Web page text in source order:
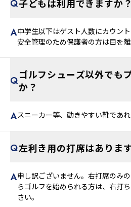
子どもは利用できますか？
中学生以下はゲスト人数にカウン
安全管理のため保護者の方は目を離
ゴルフシューズ以外でも
か？
スニーカー等、動きやすい靴であれ
左利き用の打席はありま
申し訳ございません。右打席のみ
らゴルフを始められる方は、右打
さい。